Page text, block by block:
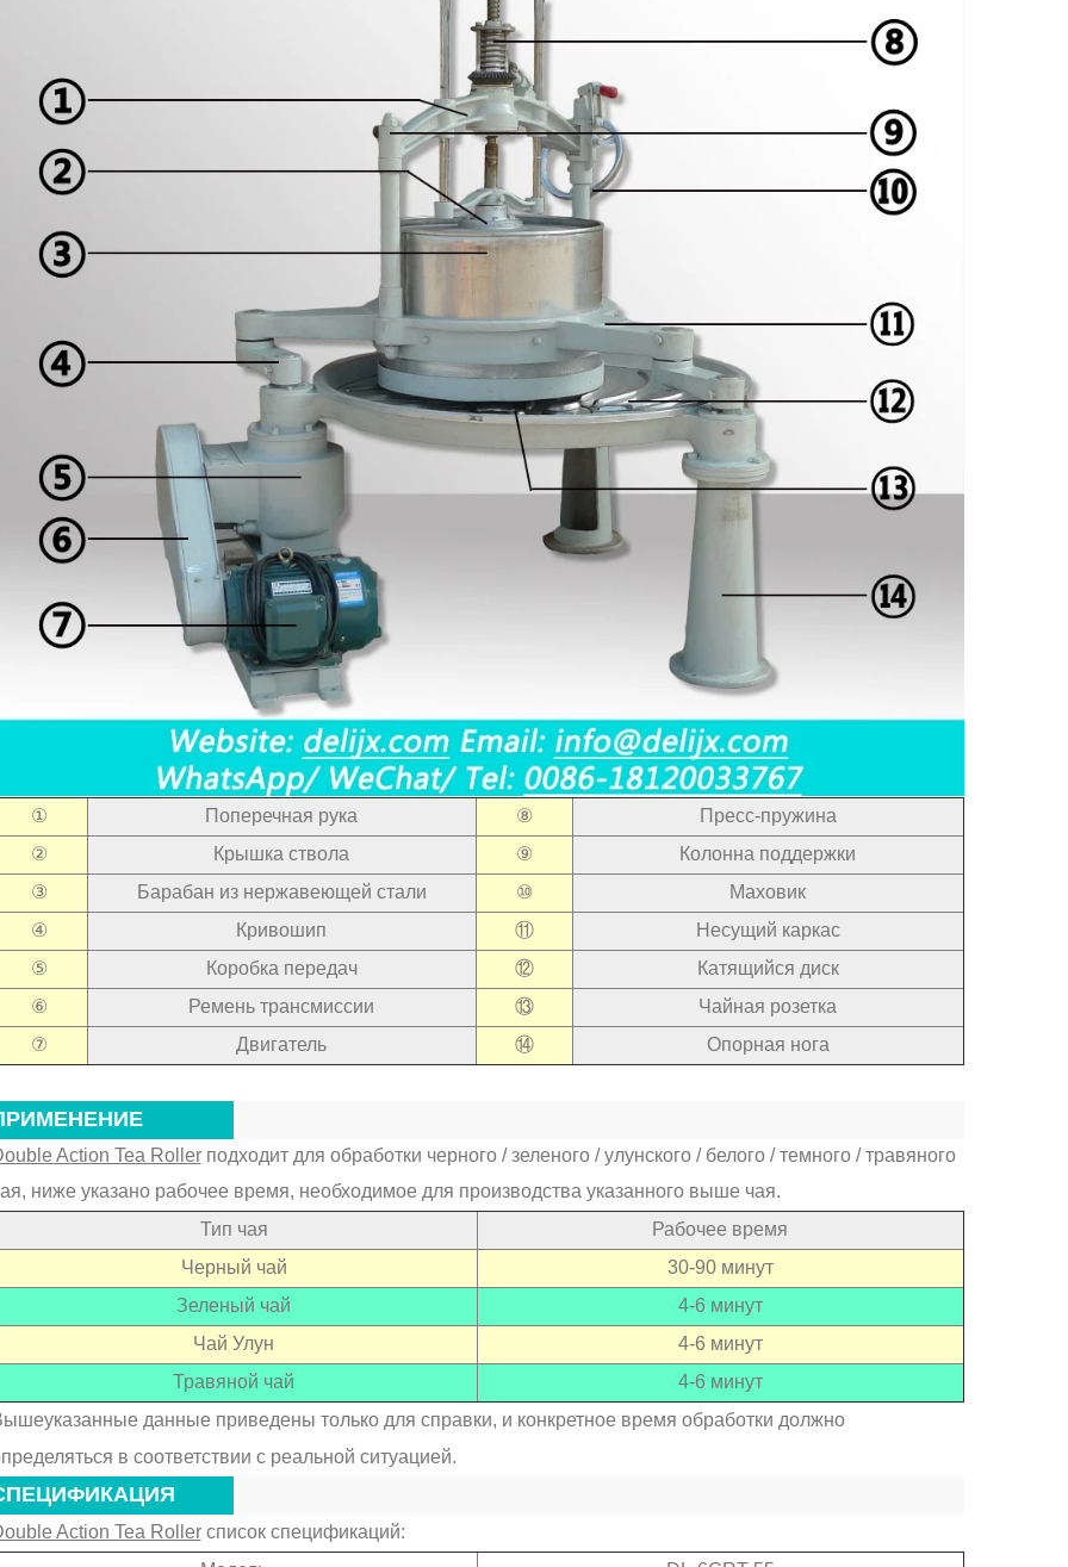
① Поперечная рука ⑧
Пресс-пружина
②
Крышка ствола ⑨
Колонна поддержки
③
Барабан из нержавеющей стали ⑩
Маховик
④
Кривошип ⑪
Несущий каркас
⑤
Коробка передач ⑫
Катящийся диск
⑥
Ремень трансмиссии ⑬
Чайная розетка
⑦
Двигатель ⑭ Опорная нога
Action Tea Rollerподходит для обработки черного / зеленого / улунского / белого / темного / травяного
ниже указано рабочее время, необходимое для производства указанного выше чая.
Тип чая
Рабочее время
Черный чай
30-90 минут
Зеленый чай
4-6 минут
Чай Улун
4-6 минут
Травяной чай
4-6 минут
данные приведены только для справки, и конкретное время обработки должно
в соответствии с реальной ситуацией.
Action Tea Roller список спецификаций: